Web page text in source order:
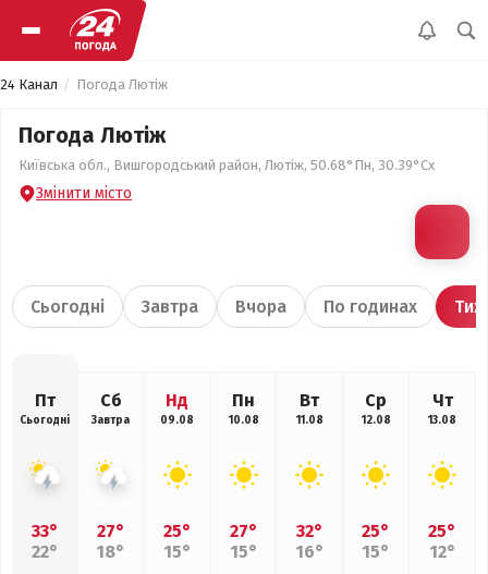
24 Канал Погода Лютіж
Погода Лютіж
Київська обл., Вишгородський район, Лютіж, 50.68°Пн, 30.39°Сх
Змінити місто
Сьогодні Завтра Вчора По годинах
Пт
Сьогодні
33°
22°
Сб
Завтра
27°
18°
Нд
09.08
25°
15°
Пн
10.08
27°
15°
Вт
11.08
32°
16°
Ср
12.08
25°
15°
Чт
13.08
25°
12°